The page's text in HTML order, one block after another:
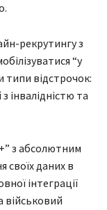
рекрутингу з
“у
типи відстрочок:
інвалідністю та
з абсолютним
своїх даних в
інтеграції
військовий